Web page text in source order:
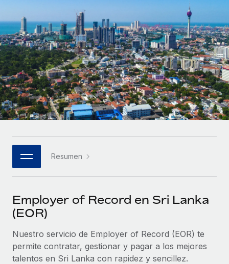
INFRAESTRUCTURA
Conexión Remote
Integra los RR. HH. en tus flujos de trabajo sin
complicaciones.
Plataforma
Funciones esenciales de RR. HH. integradas para tu
Conectar
Conecta cualquier herramienta de IA con Remote
Optimiza los procesos con herramientas empresariales
esenciales.
SERVICIOS
Soluciones ágiles de RR. HH. globales y nóminas para
empresas en crecimiento.
Mediana empresa
Amplía tu equipo con soluciones de RR. HH.
personalizadas.
Empresa
RR. HH. globales para grandes empresas.
ASOCIARSE
Socios tecnológicos estratégicos
Integra la gestión de los RR. HH. globales en tu
Asociarse
Descubre oportunidades de colaborar con nosotros.
Remote Build
Próximamente
Consultoría de integraciones y automatización con IA.
APRENDIZAJE CON REMOTE
Guías y recursos
Casos prácticos
Glosario de RR. HH.
Listas de verificación y plantillas
Biblioteca de descripciones de puestos
Webinarios
Información sobre salarios y talento
Obtén ayuda
Deutsch
Español
Italiano
Português (Portugal)
日本語
한국어
中文（简体）Resumen
Employer of Record en Sri Lanka
(EOR)
Nuestro servicio de Employer of Record (EOR) te
permite contratar, gestionar y pagar a los mejores
talentos en Sri Lanka con rapidez y sencillez.